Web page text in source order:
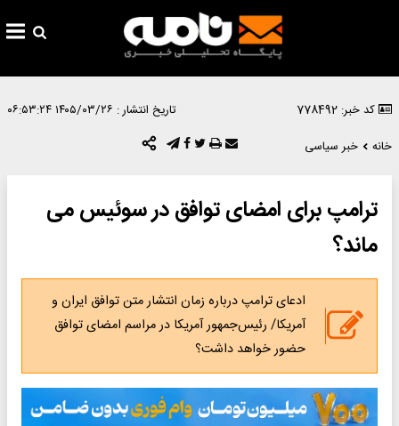
کد خبر: 778492 تاریخ انتشار : ۱۴۰۵/۰۳/۲۶ ۰۶:۵۳:۲۴
خانه
خبر سیاسی
ترامپ برای امضای توافق در سوئیس می
ماند؟
ادعای ترامپ درباره زمان انتشار متن توافق ایران و
آمریکا/ رئیس‌جمهور آمریکا در مراسم امضای توافق
حضور خواهد داشت؟